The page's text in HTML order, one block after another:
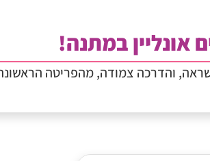
אונליין במתנה!
והדרכה צמודה, מהפריטה